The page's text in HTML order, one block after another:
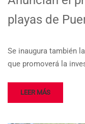
playas de
Se inaugura también
que promoverá la
LEER MÁS